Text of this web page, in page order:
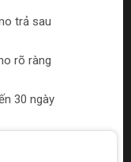
trả sau
rõ ràng
30 ngày